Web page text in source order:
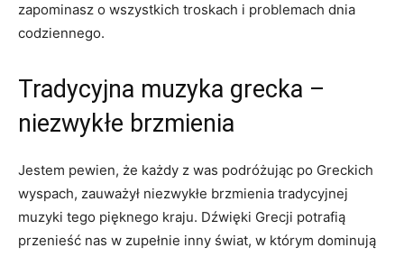
zapominasz o wszystkich troskach i problemach⁣ dnia
codziennego.
Tradycyjna muzyka grecka –
niezwykłe brzmienia
Jestem⁢ pewien, że każdy ⁣z ‍was podróżując po Greckich
wyspach, zauważył niezwykłe brzmienia tradycyjnej
muzyki tego pięknego kraju. Dźwięki Grecji potrafią
przenieść nas w zupełnie inny świat, w którym dominują